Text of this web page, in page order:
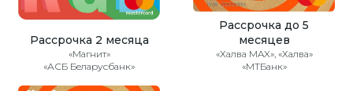
Рассрочка 2 месяца
«Магнит»
«АСБ Беларусбанк»
Рассрочка до 5
месяцев
«Халва MAX», «Халва»
«МТБанк»